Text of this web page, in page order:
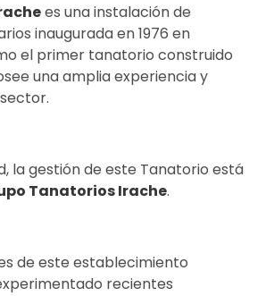
es una instalación de
inaugurada en 1976 en
el primer tanatorio construido
una amplia experiencia y
la gestión de este Tanatorio está
Tanatorios Irache.
de este establecimiento
recientes